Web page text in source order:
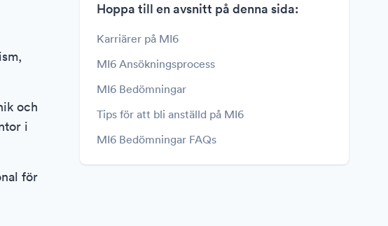
och
i
för
Hoppa till en avsnitt på denna sida:
Karriärer på MI6
MI6 Ansökningsprocess
MI6 Bedömningar
Tips för att bli anställd på MI6
MI6 Bedömningar FAQs